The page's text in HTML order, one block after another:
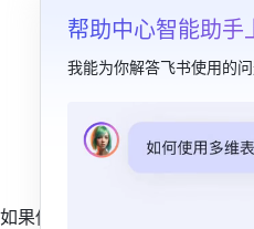
帮助中心智能助手
我能为你解答飞书使用的问
果你的
本篇目录